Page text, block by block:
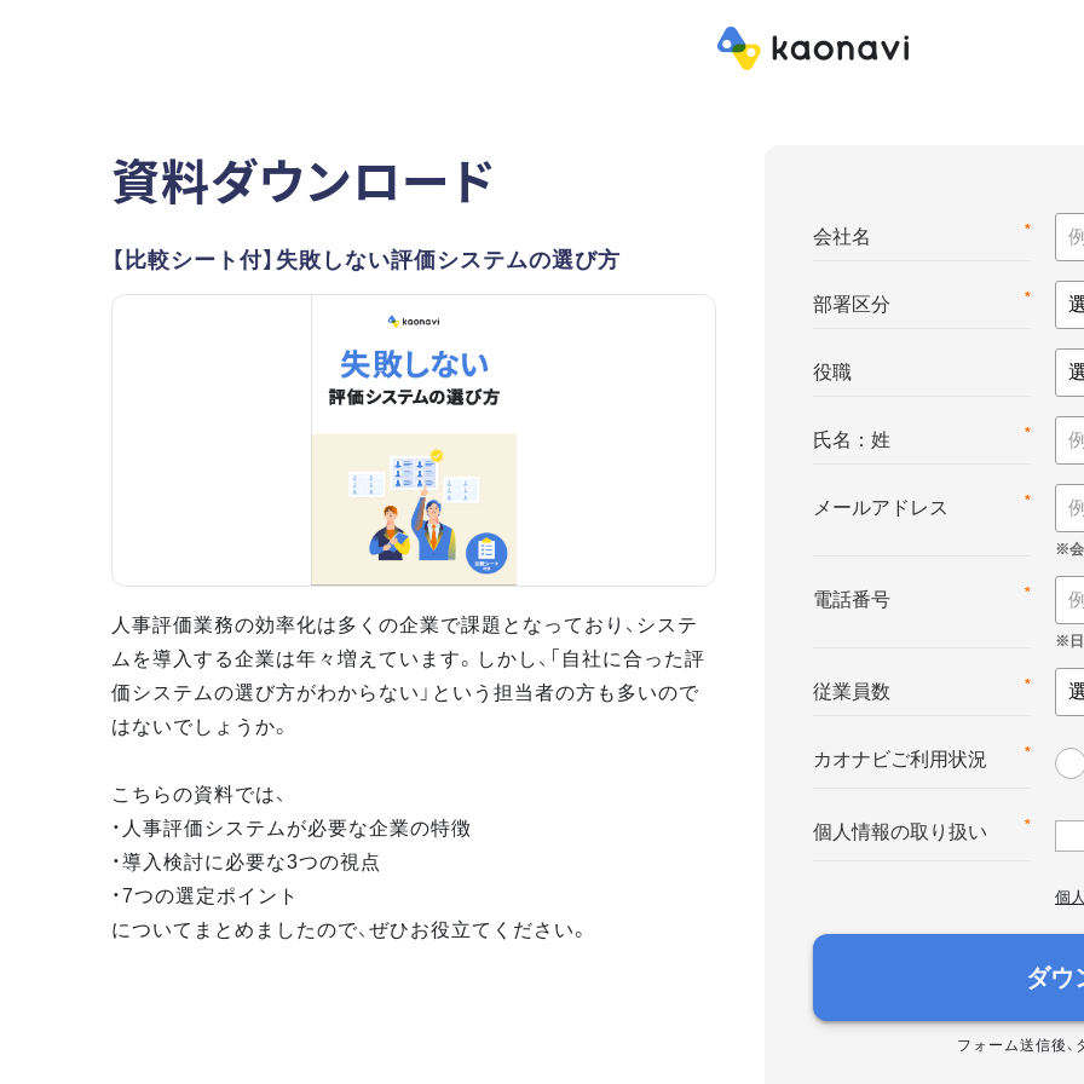
資料ダウンロード
【比較シート付】失敗しない評価システムの選び方
人事評価業務の効率化は多くの企業で課題となっており、システ
ムを導入する企業は年々増えています。しかし、「自社に合った評
価システムの選び方がわからない」という担当者の方も多いので
はないでしょうか。
こちらの資料では、
・人事評価システムが必要な企業の特徴
・導入検討に必要な3つの視点
・7つの選定ポイント
についてまとめましたので、ぜひお役立てください。
*
会社名
*
部署区分
役職
*
氏名：姓
*
メールアドレス
*
電話番号
*
従業員数
*
カオナビご利用状況
*
個人情報の取り扱い
個
ダウ
フォーム送信後